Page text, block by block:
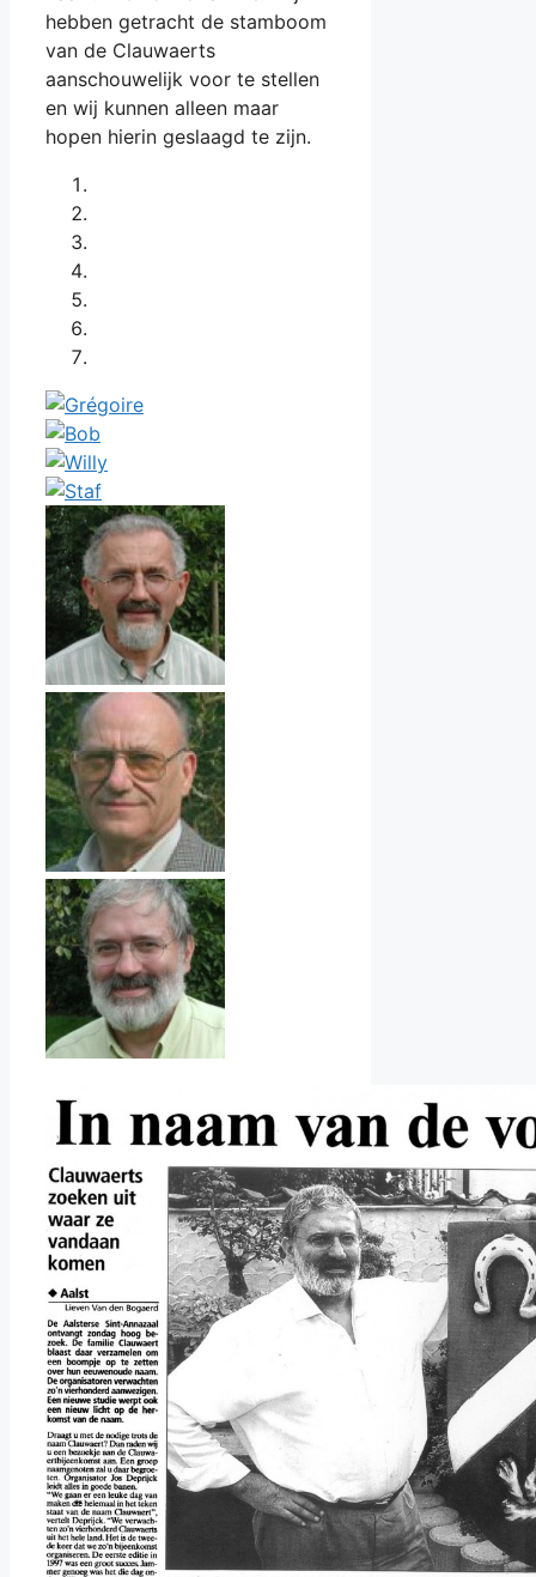
hebben getracht de stamboom
van de Clauwaerts
aanschouwelijk voor te stellen
en wij kunnen alleen maar
hopen hierin geslaagd te zijn.